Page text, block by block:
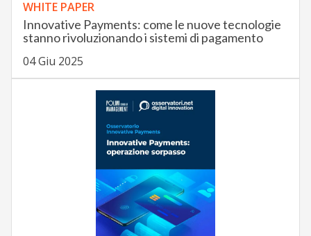
WHITE PAPER
Innovative Payments: come le nuove tecnologie
stanno rivoluzionando i sistemi di pagamento
04 Giu 2025